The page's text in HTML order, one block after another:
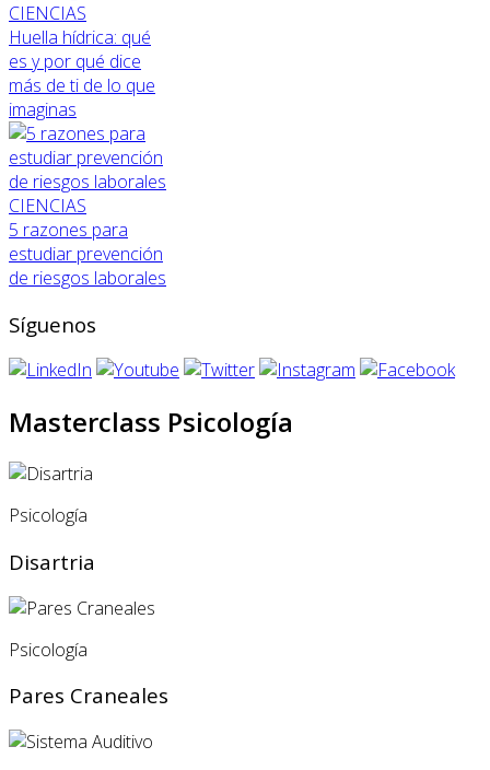
CIENCIAS
Huella hídrica: qué
es y por qué dice
más de ti de lo que
imaginas
CIENCIAS
5 razones para
estudiar prevención
de riesgos laborales
Síguenos
Masterclass Psicología
Psicología
Disartria
Psicología
Pares Craneales